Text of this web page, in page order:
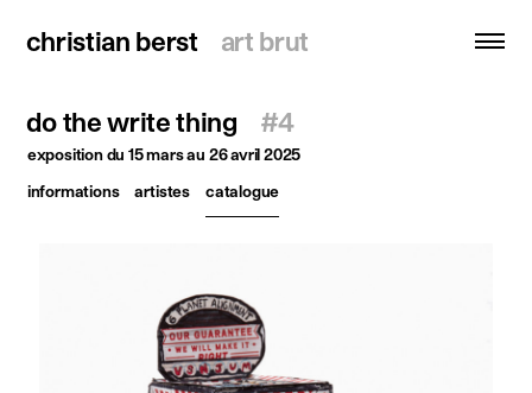
christian berst art brut
christian berst art brut
recherche
accueil
expositions
actualités
publications
do the write thing #4
expositiondu 15 mars au 26 avril 2025
informations
artistes catalogue